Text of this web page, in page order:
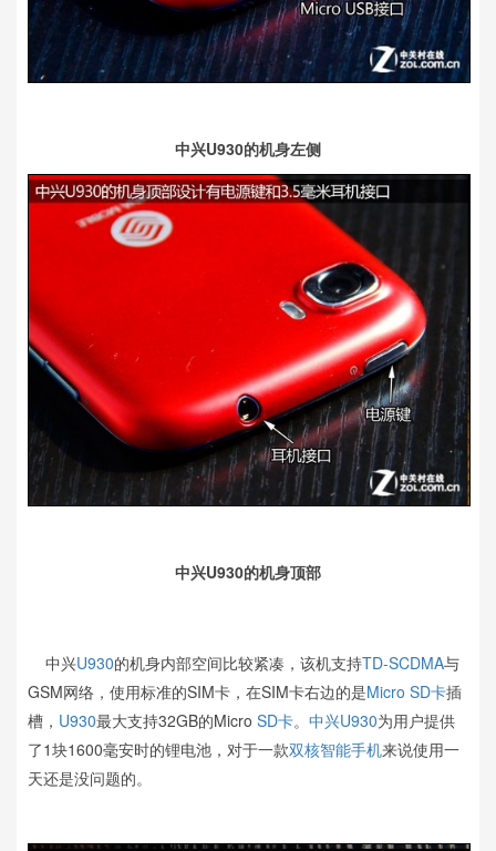
中兴U930的机身左侧
中兴U930的机身顶部
中兴U930的机身内部空间比较紧凑，该机支持TD-SCDMA与
GSM网络，使用标准的SIM卡，在SIM卡右边的是Micro SD卡插
槽， U930最大支持32GB的Micro SD卡。 中兴U930为用户提供
了1块1600毫安时的锂电池，对于一款双核智能手机来说使用一
天还是没问题的。